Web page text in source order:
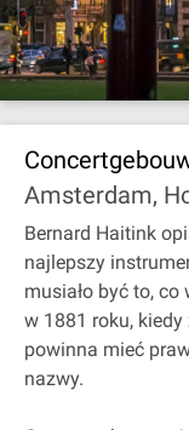
Amsterdam,
Bernard Haitink
najlepszy
musiało być to, co
w 1881 roku, kiedy
powinna mieć
nazwy.